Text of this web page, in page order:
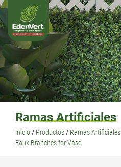
Ramas Artificiales
Inicio / Productos / Ramas Artificiales
Faux Branches for Vase